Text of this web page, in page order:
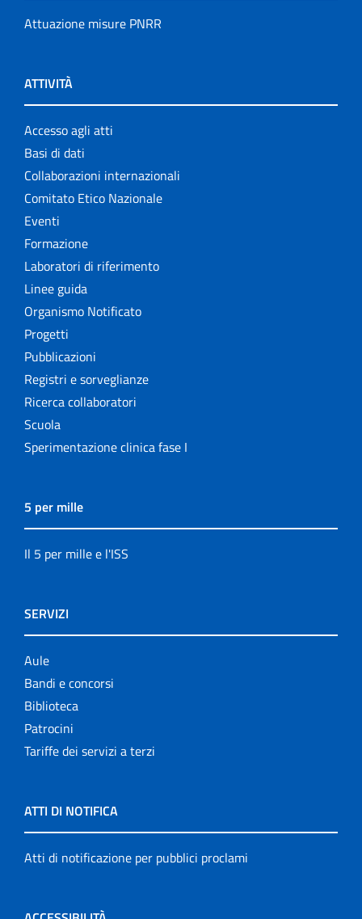
Attuazione misure PNRR
ATTIVITÀ
Accesso agli atti
Basi di dati
Collaborazioni internazionali
Comitato Etico Nazionale
Eventi
Formazione
Laboratori di riferimento
Linee guida
Organismo Notificato
Progetti
Pubblicazioni
Registri e sorveglianze
Ricerca collaboratori
Scuola
Sperimentazione clinica fase I
5 per mille
Il 5 per mille e l'ISS
SERVIZI
Aule
Bandi e concorsi
Biblioteca
Patrocini
Tariffe dei servizi a terzi
ATTI DI NOTIFICA
Atti di notificazione per pubblici proclami